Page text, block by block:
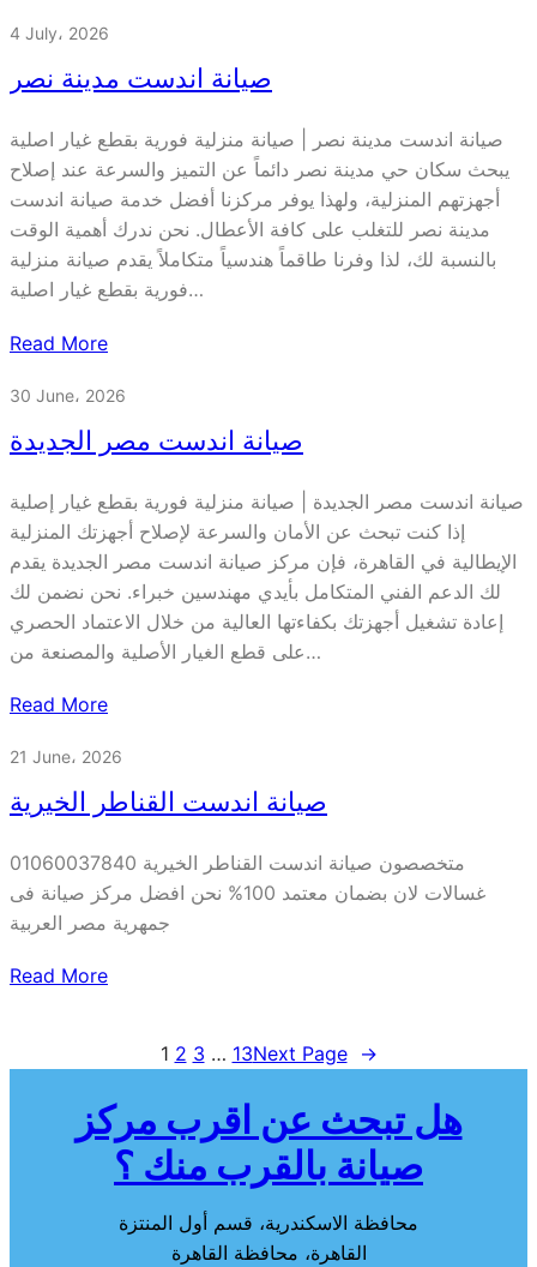
4 July، 2026
صيانة اندست مدينة نصر
صيانة اندست مدينة نصر | صيانة منزلية فورية بقطع غيار اصلية
يبحث سكان حي مدينة نصر دائماً عن التميز والسرعة عند إصلاح
أجهزتهم المنزلية، ولهذا يوفر مركزنا أفضل خدمة صيانة اندست
مدينة نصر للتغلب على كافة الأعطال. نحن ندرك أهمية الوقت
بالنسبة لك، لذا وفرنا طاقماً هندسياً متكاملاً يقدم صيانة منزلية
فورية بقطع غيار اصلية…
Read More
30 June، 2026
صيانة اندست مصر الجديدة
صيانة اندست مصر الجديدة | صيانة منزلية فورية بقطع غيار إصلية
إذا كنت تبحث عن الأمان والسرعة لإصلاح أجهزتك المنزلية
الإيطالية في القاهرة، فإن مركز صيانة اندست مصر الجديدة يقدم
لك الدعم الفني المتكامل بأيدي مهندسين خبراء. نحن نضمن لك
إعادة تشغيل أجهزتك بكفاءتها العالية من خلال الاعتماد الحصري
على قطع الغيار الأصلية والمصنعة من…
Read More
21 June، 2026
صيانة اندست القناطر الخيرية
متخصصون صيانة اندست القناطر الخيرية 01060037840
غسالات لان بضمان معتمد 100% نحن افضل مركز صيانة فى
جمهرية مصر العربية
Read More
1 2 3 … 13Next Page →
هل تبحث عن اقرب مركز
صيانة بالقرب منك ؟
محافظة الاسكندرية، قسم أول المنتزة
القاهرة، محافظة القاهرة